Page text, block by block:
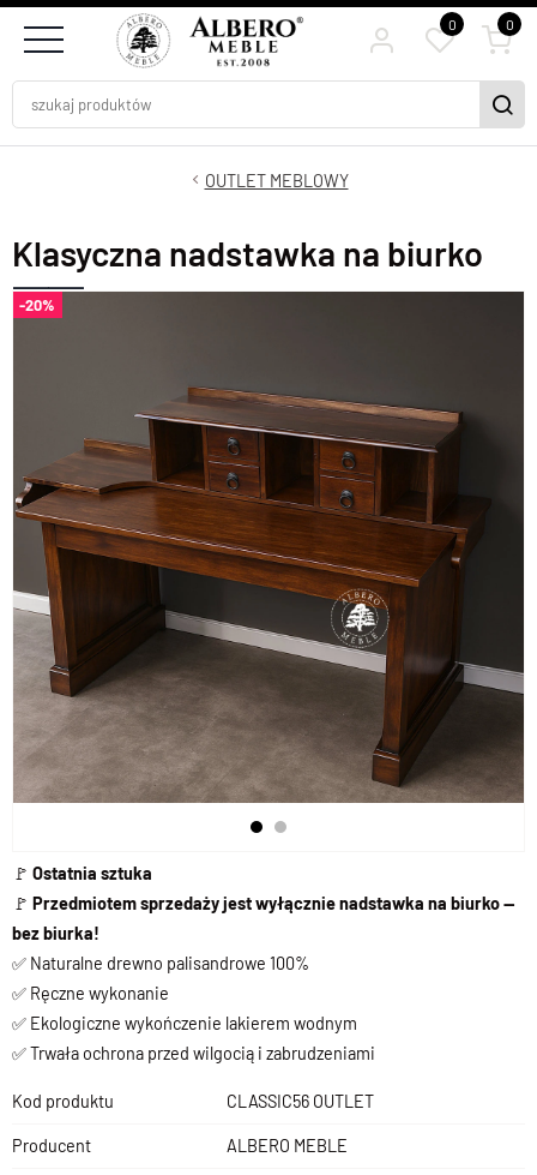
0 0
OUTLET MEBLOWY
-20%
Klasyczna nadstawka na biurko
🚩 Ostatnia sztuka
🚩 Przedmiotem sprzedaży jest wyłącznie nadstawka na biurko —
bez biurka!
✅ Naturalne drewno palisandrowe 100%
✅ Ręczne wykonanie
✅ Ekologiczne wykończenie lakierem wodnym
✅ Trwała ochrona przed wilgocią i zabrudzeniami
Kod produktu CLASSIC56 OUTLET
Producent ALBERO MEBLE